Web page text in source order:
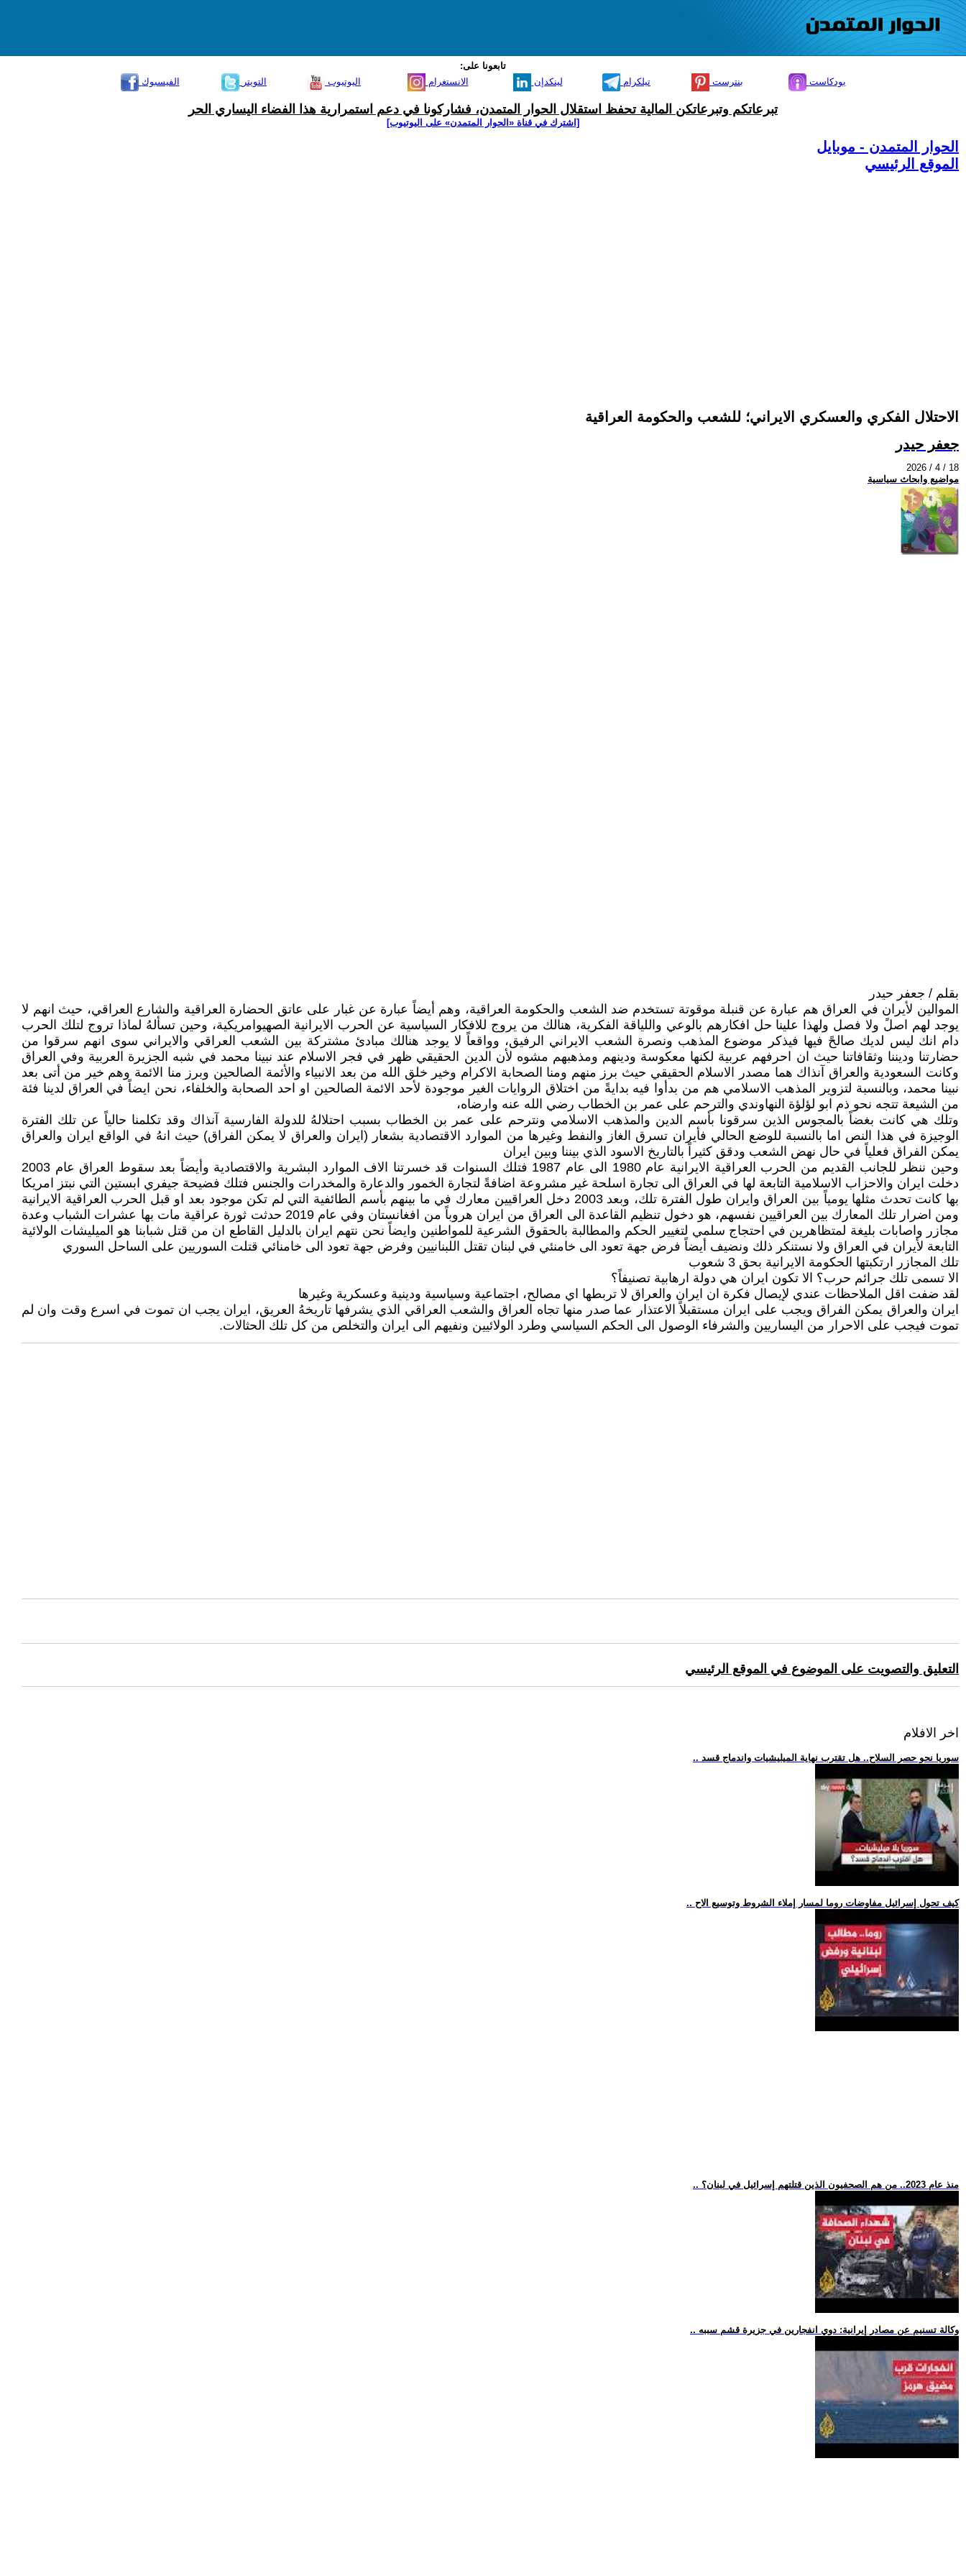
تابعونا على:
الفيسبوك
التويتر اليوتيوب الانستغرام لينكدإن تيلكرام بنترست بودكاست
تبرعاتكم وتبرعاتكن المالية تحفظ استقلال الحوار المتمدن، فشاركونا في دعم استمرارية هذا الفضاء اليساري الحر
[اشترك في قناة ‫«الحوار المتمدن» على اليوتيوب]
الحوار المتمدن - موبايل
الموقع الرئيسي
الاحتلال الفكري والعسكري الايراني؛ للشعب والحكومة العراقية
جعفر حيدر
2026 / 4 / 18
مواضيع وابحاث سياسية
بقلم / جعفر حيدر
الموالين لأيران في العراق هم عبارة عن قنبلة موقوتة تستخدم ضد الشعب والحكومة العراقية، وهم أيضاً عبارة عن غبار على عاتق الحضارة العراقية والشارع العراقي، حيث انهم لا
يوجد لهم اصلً ولا فصل ولهذا علينا حل افكارهم بالوعي واللياقة الفكرية، هنالك من يروج للافكار السياسية عن الحرب الايرانية الصهيوامريكية، وحين تسألهُ لماذا تروج لتلك الحرب
دام انك ليس لديك صالحً فيها فيذكر موضوع المذهب ونصرة الشعب الايراني الرفيق، وواقعاً لا يوجد هنالك مبادئ مشتركة بين الشعب العراقي والايراني سوى انهم سرقوا من
حضارتنا وديننا وثقافاتنا حيث ان احرفهم عربية لكنها معكوسة ودينهم ومذهبهم مشوه لأن الدين الحقيقي ظهر في فجر الاسلام عند نبينا محمد في شبه الجزيرة العربية وفي العراق
وكانت السعودية والعراق آنذاك هما مصدر الاسلام الحقيقي حيث برز منهم ومنا الصحابة الاكرام وخير خلق الله من بعد الانبياء والأئمة الصالحين وبرز منا الائمة وهم خير من أتى بعد
نبينا محمد، وبالنسبة لتزوير المذهب الاسلامي هم من بدأوا فيه بدايةً من اختلاق الروايات الغير موجودة لأحد الائمة الصالحين او احد الصحابة والخلفاء، نحن ايضاً في العراق لدينا فئة
من الشيعة تتجه نحو ذم ابو لؤلؤة النهاوندي والترحم على عمر بن الخطاب رضي الله عنه وارضاه،
وتلك هي كانت بغضاً بالمجوس الذين سرقونا بأسم الدين والمذهب الاسلامي ونترحم على عمر بن الخطاب بسبب احتلالهُ للدولة الفارسية آنذاك وقد تكلمنا حالياً عن تلك الفترة
الوجيزة في هذا النص اما بالنسبة للوضع الحالي فأيران تسرق الغاز والنفط وغيرها من الموارد الاقتصادية بشعار (ايران والعراق لا يمكن الفراق) حيث انهُ في الواقع ايران والعراق
يمكن الفراق فعلياً في حال نهض الشعب ودقق كثيراً بالتاريخ الاسود الذي بيننا وبين ايران
وحين ننظر للجانب القديم من الحرب العراقية الايرانية عام 1980 الى عام 1987 فتلك السنوات قد خسرتنا الاف الموارد البشرية والاقتصادية وأيضاً بعد سقوط العراق عام 2003
دخلت ايران والاحزاب الاسلامية التابعة لها في العراق الى تجارة اسلحة غير مشروعة اضافةً لتجارة الخمور والدعارة والمخدرات والجنس فتلك فضيحة جيفري ابستين التي نبتز امريكا
بها كانت تحدث مثلها يومياً بين العراق وايران طول الفترة تلك، وبعد 2003 دخل العراقيين معارك في ما بينهم بأسم الطائفية التي لم تكن موجود بعد او قبل الحرب العراقية الايرانية
ومن اضرار تلك المعارك بين العراقيين نفسهم، هو دخول تنظيم القاعدة الى العراق من ايران هروباً من افغانستان وفي عام 2019 حدثت ثورة عراقية مات بها عشرات الشباب وعدة
مجازر واصابات بليغة لمتظاهرين في احتجاج سلمي لتغيير الحكم والمطالبة بالحقوق الشرعية للمواطنين وايضاً نحن نتهم ايران بالدليل القاطع ان من قتل شبابنا هو الميليشات الولائية
التابعة لأيران في العراق ولا نستنكر ذلك ونضيف أيضاً فرض جهة تعود الى خامنئي في لبنان تقتل اللبنانيين وفرض جهة تعود الى خامنائي قتلت السوريين على الساحل السوري
تلك المجازر ارتكبتها الحكومة الايرانية بحق 3 شعوب
الا تسمى تلك جرائم حرب؟ الا تكون ايران هي دولة ارهابية تصنيفاً؟
لقد ضفت اقل الملاحظات عندي لإيصال فكرة ان ايران والعراق لا تربطها اي مصالح، اجتماعية وسياسية ودينية وعسكرية وغيرها
ايران والعراق يمكن الفراق ويجب على ايران مستقبلاً الاعتذار عما صدر منها تجاه العراق والشعب العراقي الذي يشرفها تاريخهُ العريق، ايران يجب ان تموت في اسرع وقت وان لم
تموت فيجب على الاحرار من اليساريين والشرفاء الوصول الى الحكم السياسي وطرد الولائيين ونفيهم الى ايران والتخلص من كل تلك الحثالات.
التعليق والتصويت على الموضوع في الموقع الرئيسي
اخر الافلام
.. سوريا نحو حصر السلاح.. هل تقترب نهاية الميليشيات واندماج قسد
.. كيف تحول إسرائيل مفاوضات روما لمسار إملاء الشروط وتوسيع الاح
.. منذ عام 2023.. من هم الصحفيون الذين قتلتهم إسرائيل في لبنان؟
.. وكالة تسنيم عن مصادر إيرانية: دوي انفجارين في جزيرة قشم سببه